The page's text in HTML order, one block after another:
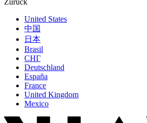
Zurück
United States
中国
日本
Brasil
СНГ
Deutschland
España
France
United Kingdom
Mexico